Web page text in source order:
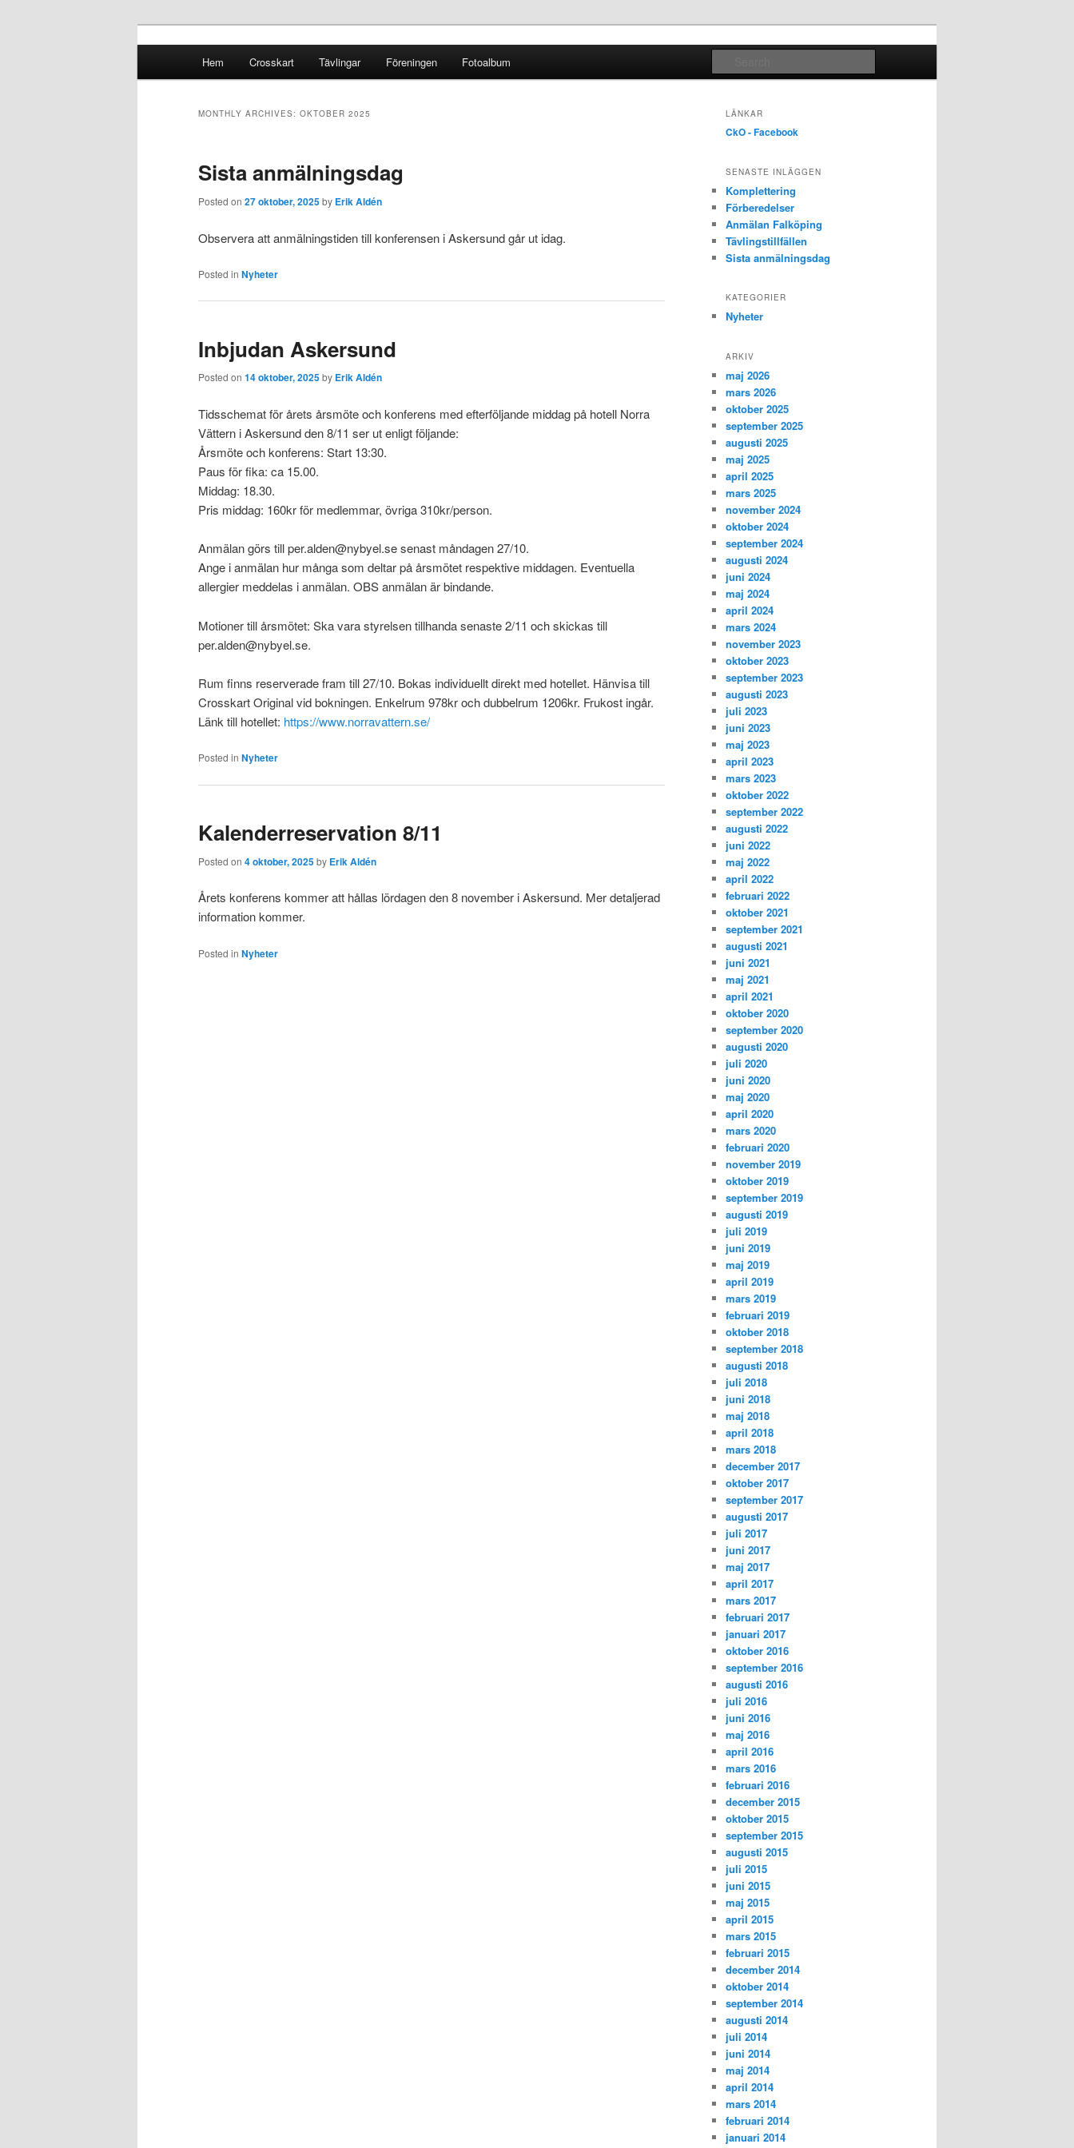
Crosskart Original
Skip to primary content
Skip to secondary content
Hem Crosskart Tävlingar Föreningen Fotoalbum
MONTHLY ARCHIVES: OKTOBER 2025
Sista anmälningsdag
Posted on 27 oktober, 2025by Erik Aldén
Observera att anmälningstiden till konferensen i Askersund går ut idag.
Posted in Nyheter
Inbjudan Askersund
Posted on 14 oktober, 2025by Erik Aldén
Tidsschemat för årets årsmöte och konferens med efterföljande middag på hotell Norra
Vättern i Askersund den 8/11 ser ut enligt följande:
Årsmöte och konferens: Start 13:30.
Paus för fika: ca 15.00.
Middag: 18.30.
Pris middag: 160kr för medlemmar, övriga 310kr/person.
Anmälan görs till per.alden@nybyel.se senast måndagen 27/10.
Ange i anmälan hur många som deltar på årsmötet respektive middagen. Eventuella
allergier meddelas i anmälan. OBS anmälan är bindande.
Motioner till årsmötet: Ska vara styrelsen tillhanda senaste 2/11 och skickas till
per.alden@nybyel.se.
Rum finns reserverade fram till 27/10. Bokas individuellt direkt med hotellet. Hänvisa till
Crosskart Original vid bokningen. Enkelrum 978kr och dubbelrum 1206kr. Frukost ingår.
Länk till hotellet: https://www.norravattern.se/
Posted in Nyheter
Kalenderreservation 8/11
Posted on 4 oktober, 2025by Erik Aldén
Årets konferens kommer att hållas lördagen den 8 november i Askersund. Mer detaljerad
information kommer.
Posted in Nyheter
LÄNKAR
CkO - Facebook
SENASTE INLÄGGEN
Komplettering
Förberedelser
Anmälan Falköping
Tävlingstillfällen
Sista anmälningsdag
KATEGORIER
Nyheter
ARKIV
maj 2026
mars 2026
oktober 2025
september 2025
augusti 2025
maj 2025
april 2025
mars 2025
november 2024
oktober 2024
september 2024
augusti 2024
juni 2024
maj 2024
april 2024
mars 2024
november 2023
oktober 2023
september 2023
augusti 2023
juli 2023
juni 2023
maj 2023
april 2023
mars 2023
oktober 2022
september 2022
augusti 2022
juni 2022
maj 2022
april 2022
februari 2022
oktober 2021
september 2021
augusti 2021
juni 2021
maj 2021
april 2021
oktober 2020
september 2020
augusti 2020
juli 2020
juni 2020
maj 2020
april 2020
mars 2020
februari 2020
november 2019
oktober 2019
september 2019
augusti 2019
juli 2019
juni 2019
maj 2019
april 2019
mars 2019
februari 2019
oktober 2018
september 2018
augusti 2018
juli 2018
juni 2018
maj 2018
april 2018
mars 2018
december 2017
oktober 2017
september 2017
augusti 2017
juli 2017
juni 2017
maj 2017
april 2017
mars 2017
februari 2017
januari 2017
oktober 2016
september 2016
augusti 2016
juli 2016
juni 2016
maj 2016
april 2016
mars 2016
februari 2016
december 2015
oktober 2015
september 2015
augusti 2015
juli 2015
juni 2015
maj 2015
april 2015
mars 2015
februari 2015
december 2014
oktober 2014
september 2014
augusti 2014
juli 2014
juni 2014
maj 2014
april 2014
mars 2014
februari 2014
januari 2014